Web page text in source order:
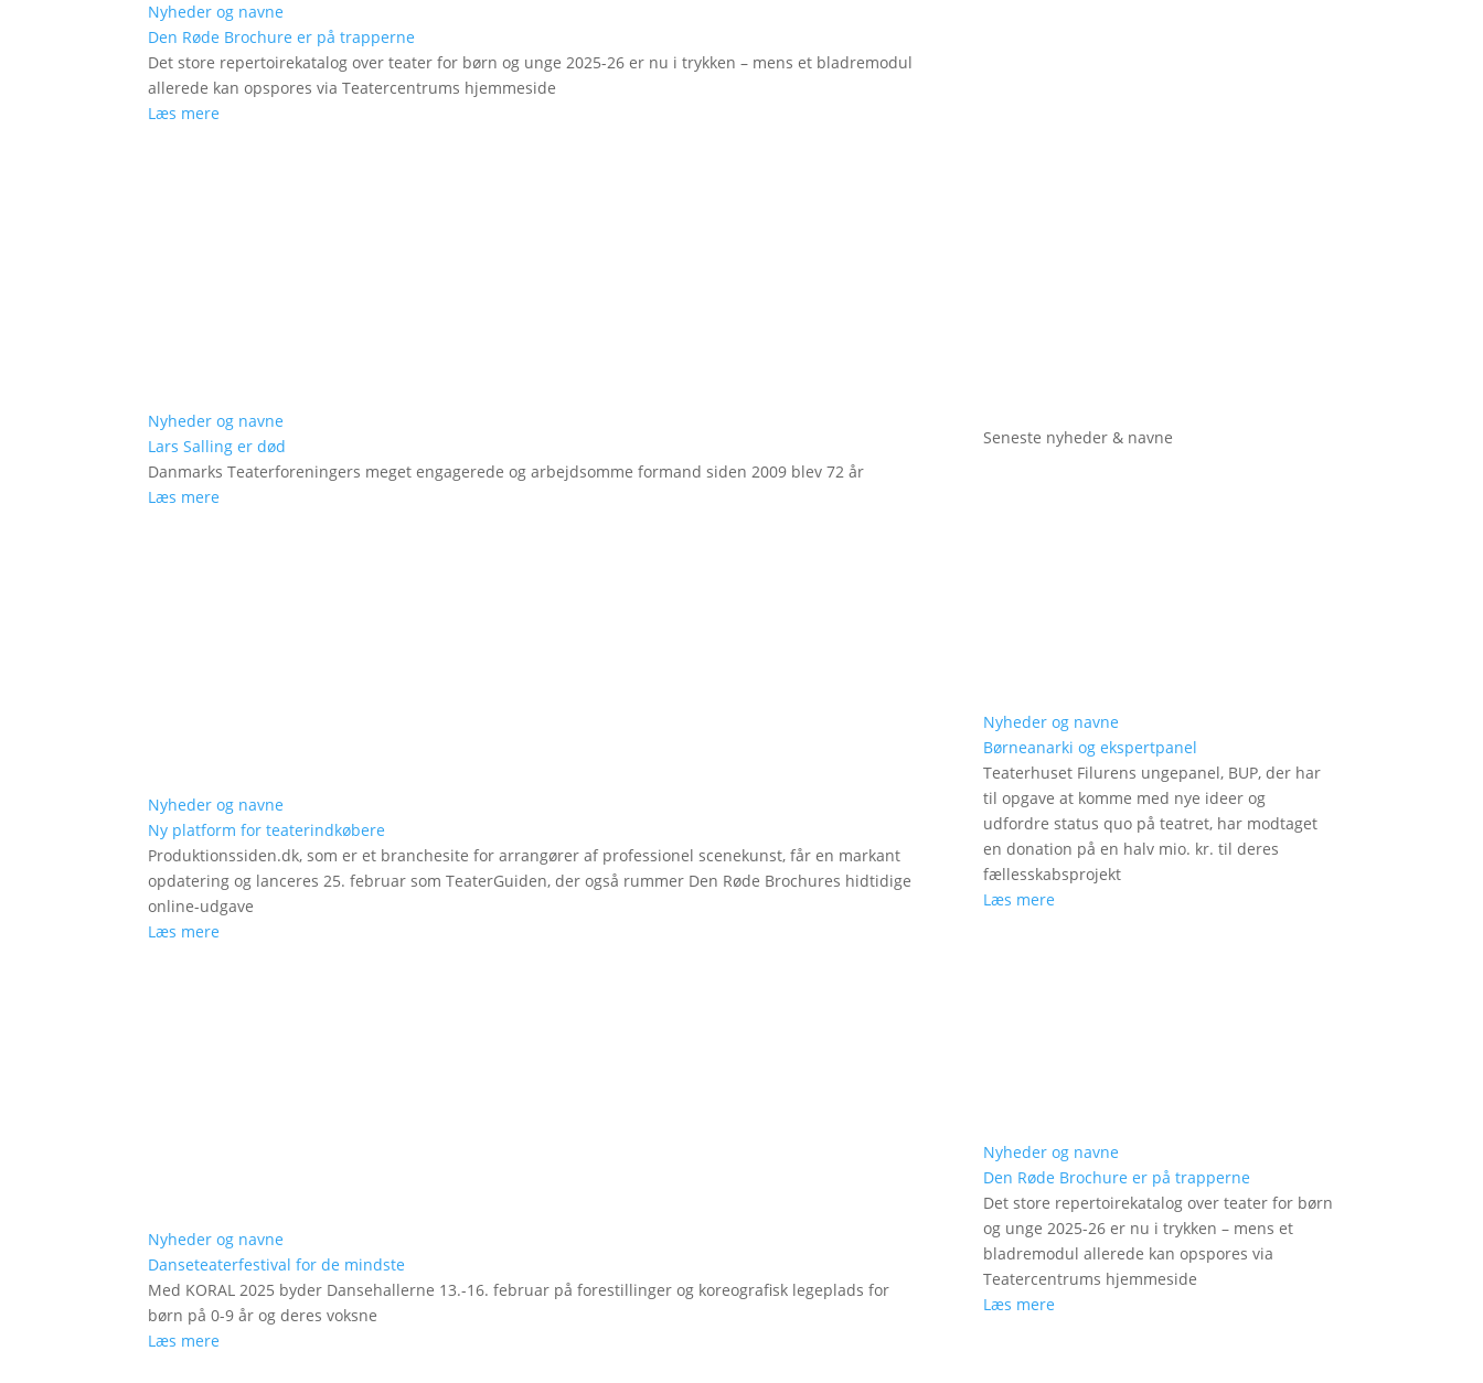
Nyheder og navne
Den Røde Brochure er på trapperne
Det store repertoirekatalog over teater for børn og unge 2025-26 er nu i trykken – mens et bladremodul
allerede kan opspores via Teatercentrums hjemmeside
Læs mere
Nyheder og navne
Lars Salling er død
Danmarks Teaterforeningers meget engagerede og arbejdsomme formand siden 2009 blev 72 år
Læs mere
Nyheder og navne
Ny platform for teaterindkøbere
Produktionssiden.dk, som er et branchesite for arrangører af professionel scenekunst, får en markant
opdatering og lanceres 25. februar som TeaterGuiden, der også rummer Den Røde Brochures hidtidige
online-udgave
Læs mere
Nyheder og navne
Danseteaterfestival for de mindste
Med KORAL 2025 byder Dansehallerne 13.-16. februar på forestillinger og koreografisk legeplads for
børn på 0-9 år og deres voksne
Læs mere
Seneste nyheder & navne
Nyheder og navne
Børneanarki og ekspertpanel
Teaterhuset Filurens ungepanel, BUP, der har
til opgave at komme med nye ideer og
udfordre status quo på teatret, har modtaget
en donation på en halv mio. kr. til deres
fællesskabsprojekt
Læs mere
Nyheder og navne
Den Røde Brochure er på trapperne
Det store repertoirekatalog over teater for børn
og unge 2025-26 er nu i trykken – mens et
bladremodul allerede kan opspores via
Teatercentrums hjemmeside
Læs mere